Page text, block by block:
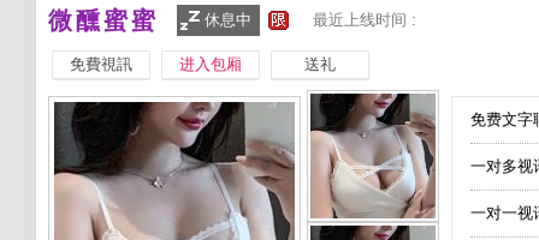
微醺蜜蜜 休息中 最近上线时间 :
免費視訊 进入包厢 送礼
免费文
一对多
一对一